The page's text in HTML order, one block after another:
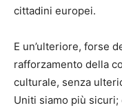
cittadini europei.
E un’ulteriore, forse
rafforzamento della
culturale, senza
Uniti siamo più